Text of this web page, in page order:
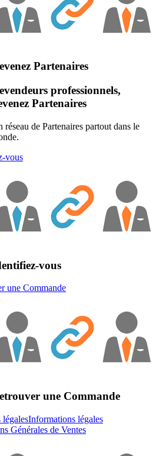
Partenaires
professionnels,
Partenaires
réseau de Partenaires partout dans le
vous
vous
une Commande
une Commande
Informations légales
Générales de Ventes